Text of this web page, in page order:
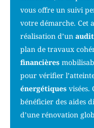
vous offre un suivi
votre démarche. Cet
réalisation d’un
plan de travaux
financières
pour vérifier
énergétiques
bénéficier des aides
d’une rénovation